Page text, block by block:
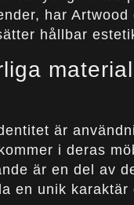
har
hållbar
är
i deras
är en del av
en unik karaktär